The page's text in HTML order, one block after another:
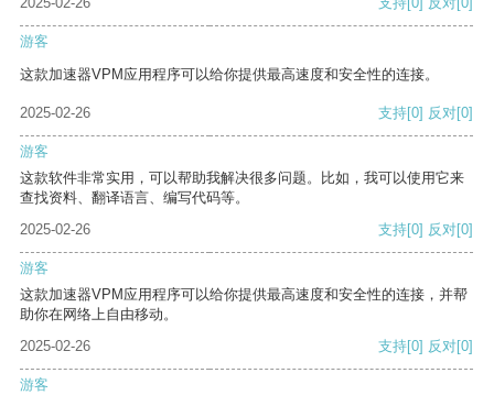
游客
这款加速器VPM应用程序可以给你提供最高速度和安全性的连接。
2025-02-26 支持[0] 反对[0]
游客
这款软件非常实用，可以帮助我解决很多问题。比如，我可以使用它来
查找资料、翻译语言、编写代码等。
2025-02-26
支持[0] 反对[0]
游客
这款加速器VPM应用程序可以给你提供最高速度和安全性的连接，并帮
助你在网络上自由移动。
2025-02-26
支持[0] 反对[0]
游客